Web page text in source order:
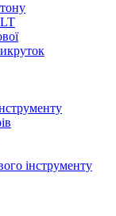
інструменту